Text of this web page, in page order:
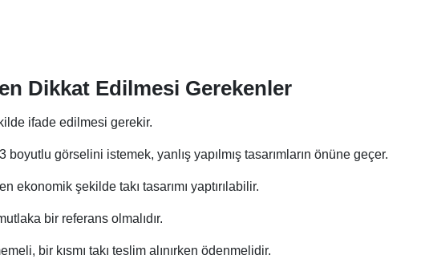
Dikkat Edilmesi Gerekenler
ifade edilmesi gerekir.
boyutlu görselini istemek, yanlış yapılmış tasarımların önüne geçer.
ekonomik şekilde takı tasarımı yaptırılabilir.
bir referans olmalıdır.
bir kısmı takı teslim alınırken ödenmelidir.